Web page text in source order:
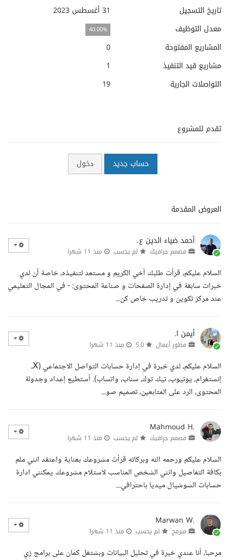
تاريخ التسجيل
31 أغسطس 2023
معدل التوظيف
40.00%
المشاريع المفتوحة
0
مشاريع قيد التنفيذ
1
التواصلات الجارية
19
تقدم للمشروع
حساب جديد دخول
العروض المقدمة
أحمد ضياء الدين ع.
مصمم جرافيك لم يحسب منذ 11 شهرا
السلام عليكم، قرأت طلبك أخي الكريم و مستعد لتنفيذه، خاصة أن لدي
خبرات سابقة في إدارة الصفحات و صناعة المحتوى: - في المجال التعليمي
عند مركز تكوين و تدريب خاص كن...
أيمن ا.
مطور أعمال منذ 11 شهرا
السلام عليكم، لدي خبرة في إدارة حسابات التواصل الاجتماعي (X،
إنستغرام، يوتيوب، تيك توك، سناب، واتساب). أستطيع إعداد وجدولة
المحتوى، الرد على المتابعين، تصميم صو...
Mahmoud H.
مصمم جرافيك لم يحسب منذ 11 شهرا
السلام عليكم ورحمه الله وبركاته قرأت مشروعك بعناية واعتقد انني ملم
بكافة التفاصيل وانني الشخص المناسب لاستلام مشروعك يمكنني ادارة
حسابات السوشيال ميديا باحترافي...
Marwan W.
مبرمج لم يحسب منذ 11 شهرا
مرحبا، أنا عندي خبرة في تحليل البيانات وبشتغل كمان على برامج زي